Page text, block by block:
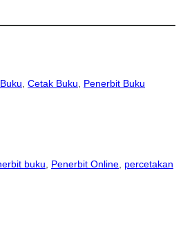
Cetak Buku Penerbit Buku
buku Penerbit Online percetakan